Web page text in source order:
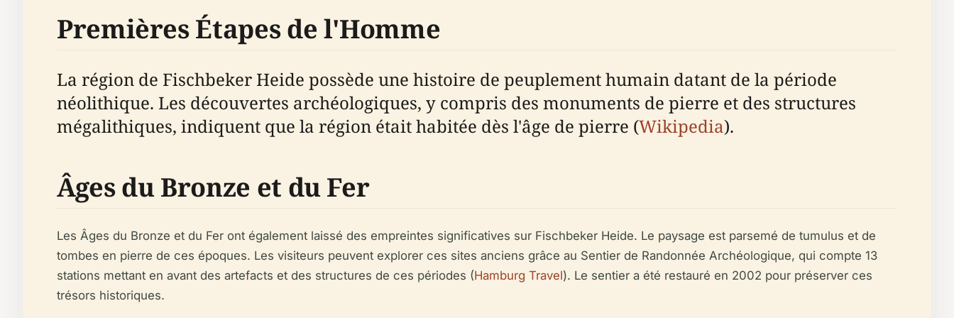
Premières Étapes de l'Homme
La région de Fischbeker Heide possède une histoire de peuplement humain datant de la période
néolithique. Les découvertes archéologiques, y compris des monuments de pierre et des structures
mégalithiques, indiquent que la région était habitée dès l'âge de pierre (Wikipedia).
Âges du Bronze et du Fer
Les Âges du Bronze et du Fer ont également laissé des empreintes significatives sur Fischbeker Heide. Le paysage est parsemé de tumulus et de
tombes en pierre de ces époques. Les visiteurs peuvent explorer ces sites anciens grâce au Sentier de Randonnée Archéologique, qui compte 13
stations mettant en avant des artefacts et des structures de ces périodes (Hamburg Travel). Le sentier a été restauré en 2002 pour préserver ces
trésors historiques.